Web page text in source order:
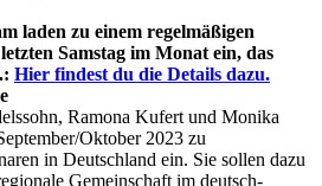
laden zu einem regelmäßigen
Samstag im Monat ein, das
Hier findest du die Details dazu.
Ramona Kufert und Monika
Oktober 2023 zu
in Deutschland ein. Sie sollen dazu
Gemeinschaft im deutsch-